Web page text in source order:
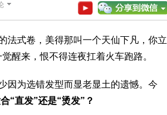
法式卷，美得那叫一个天仙下凡，你立
醒来，恨不得连夜扛着火车跑路。
因为选错发型而显老显土的遗憾。今
“直发”还是“烫发”？